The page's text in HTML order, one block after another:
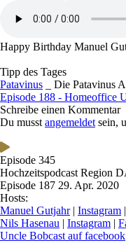
Happy Birthday Manuel
Tipp des Tages
Patavinus _ Die Patavinus
Episode 188 - Homeoffice
Schreibe einen Kommentar
Du musst angemeldet sein,
Episode 345
Hochzeitspodcast Region
Episode 187 29. Apr. 2020
Hosts:
Manuel Gutjahr| Instagram |
Nils Hasenau | Instagram |
Uncle Bobcast auf facebook